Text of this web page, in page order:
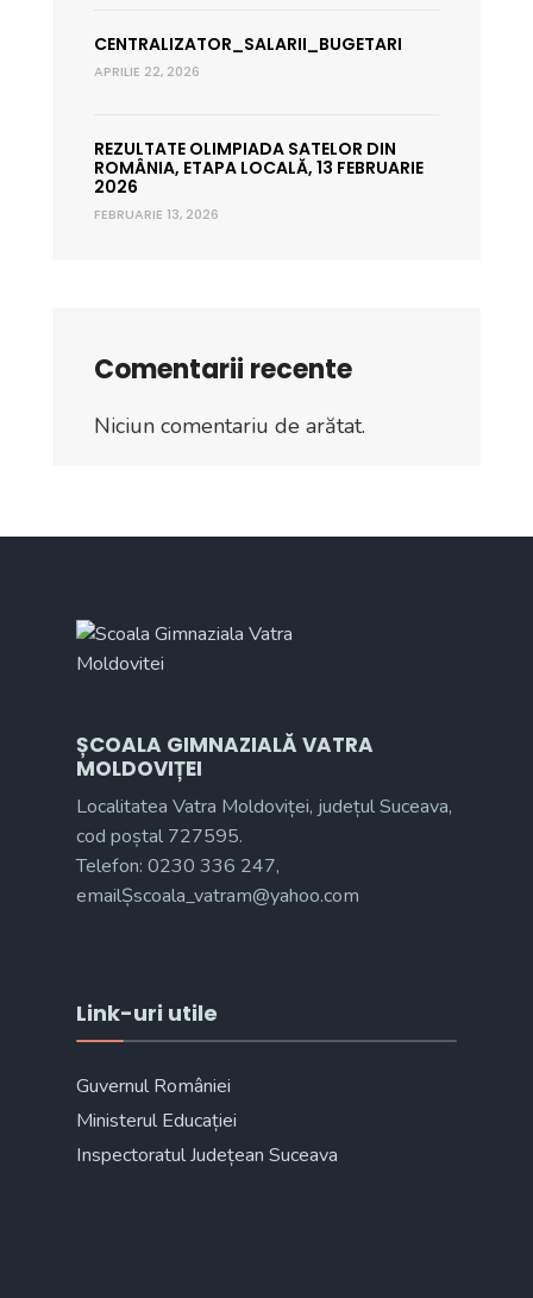
CENTRALIZATOR_SALARII_BUGETARI
APRILIE 22, 2026
REZULTATE OLIMPIADA SATELOR DIN
ROMÂNIA, ETAPA LOCALĂ, 13 FEBRUARIE
2026
FEBRUARIE 13, 2026
Comentarii recente
Niciun comentariu de arătat.
ȘCOALA GIMNAZIALĂ VATRA
MOLDOVIȚEI
Localitatea Vatra Moldoviței, județul Suceava,
cod poștal 727595.
Telefon: 0230 336 247,
emailȘscoala_vatram@yahoo.com
Link-uri utile
Guvernul României
Ministerul Educației
Inspectoratul Județean Suceava